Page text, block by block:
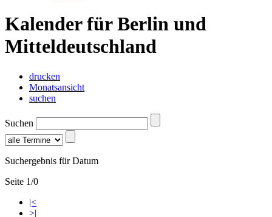
Kalender für Berlin und
Mitteldeutschland
drucken
Monatsansicht
suchen
Suchen
Suchergebnis für Datum
Seite 1/0
|<
>|